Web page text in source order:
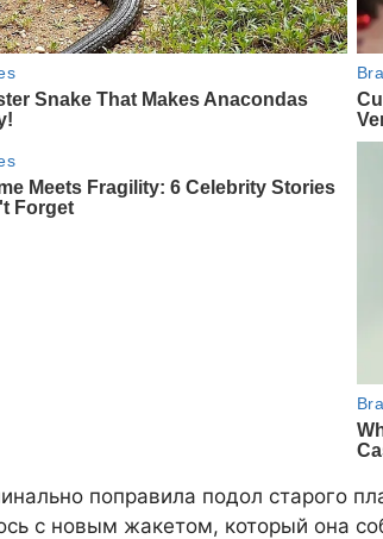
поправила подол старого
с новым жакетом, который она